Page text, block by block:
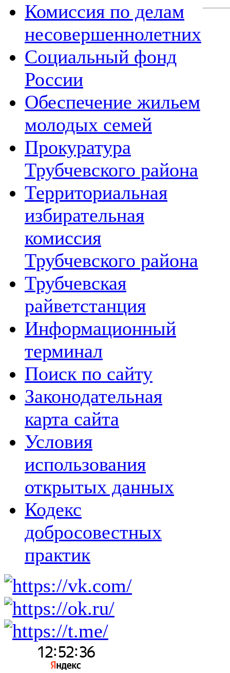
Комиссия по делам
несовершеннолетних
Социальный фонд
России
Обеспечение жильем
молодых семей
Прокуратура
Трубчевского района
Территориальная
избирательная
комиссия
Трубчевского района
Трубчевская
райветстанция
Информационный
терминал
Поиск по сайту
Законодательная
карта сайта
Условия
использования
открытых данных
Кодекс
добросовестных
практик